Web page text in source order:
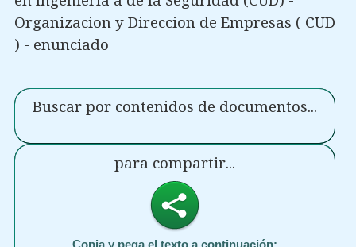
Organizacion y Direccion de Empresas ( CUD
) - enunciado_
Buscar por contenidos de documentos...
para compartir...